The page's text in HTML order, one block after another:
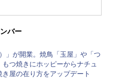
バー
」が開業。焼鳥「玉屋」や「つ
つ焼きにホッピーからナチュ
屋の在り方をアップデート